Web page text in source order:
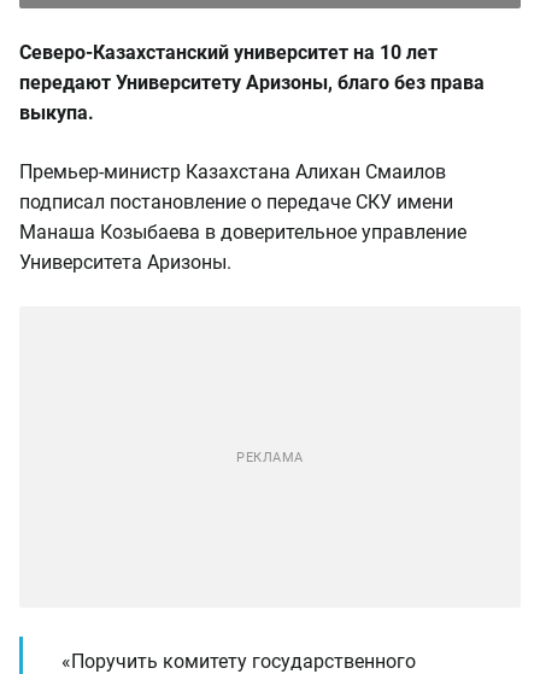
Северо-Казахстанский университет на 10 лет
передают Университету Аризоны, благо без права
выкупа.
Премьер-министр Казахстана Алихан Смаилов
подписал постановление о передаче СКУ имени
Манаша Козыбаева в доверительное управление
Университета Аризоны.
«Поручить комитету государственного